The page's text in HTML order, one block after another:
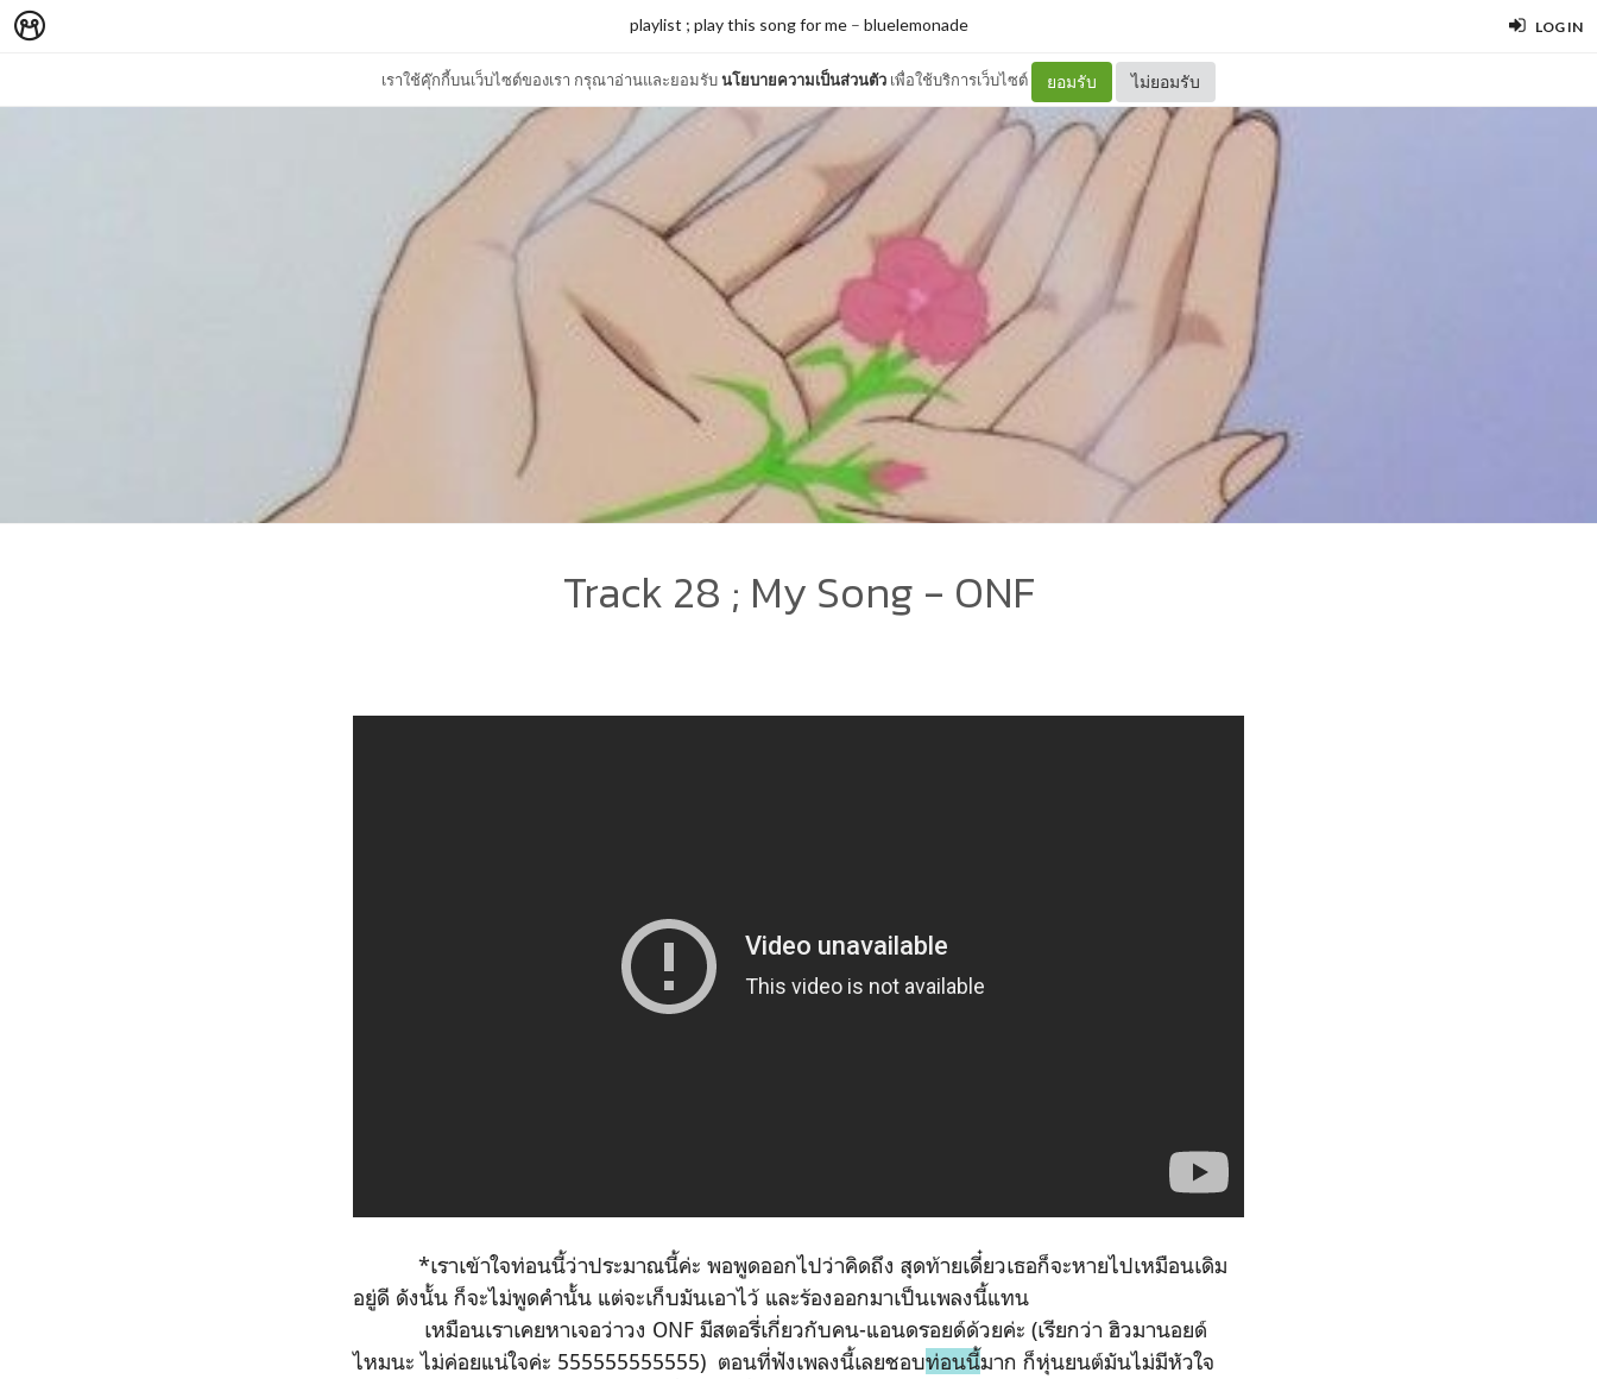
LOG IN
เราใช้คุ๊กกี้บนเว็บไซต์ของเรา กรุณาอ่านและยอมรับนโยบายความเป็นส่วนตัว เพื่อใช้บริการเว็บไซต์ ยอมรับ ไม่ยอมรับ
playlist ; play this song for me– bluelemonade
Track 28 ; My Song - ONF
*เราเข้าใจท่อนนี้ว่าประมาณนี้ค่ะ พอพูดออกไปว่าคิดถึง สุดท้ายเดี๋ยวเธอก็จะหายไปเหมือนเดิม
อยู่ดี ดังนั้น ก็จะไม่พูดคำนั้น แต่จะเก็บมันเอาไว้ และร้องออกมาเป็นเพลงนี้แทน
เหมือนเราเคยหาเจอว่าวง ONF มีสตอรี่เกี่ยวกับคน-แอนดรอยด์ด้วยค่ะ (เรียกว่า ฮิวมานอยด์
ไหมนะ ไม่ค่อยแน่ใจค่ะ 555555555555) ตอนที่ฟังเพลงนี้เลยชอบท่อนนี้มาก ก็หุ่นยนต์มันไม่มีหัวใจ